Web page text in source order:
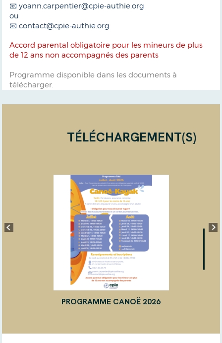
📧 yoann.carpentier@cpie-authie.org
ou
📧 contact@cpie-authie.org
Accord parental obligatoire pour les mineurs de plus
de 12 ans non accompagnés des parents
Programme disponible dans les documents à
télécharger.
TÉLÉCHARGEMENT(S)
PROGRAMME CANOË 2026